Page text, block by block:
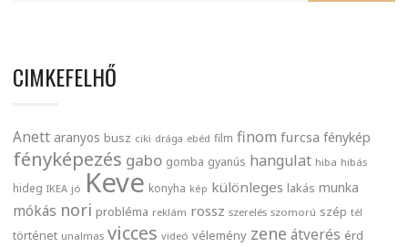
CIMKEFELHŐ
Anett aranyos busz ciki drága ebéd film finom furcsa fénykép
fényképezés gabo gomba gyanús hangulat hiba hibás
hideg IKEA jó Keve konyha kép különleges lakás munka
mókás nori probléma reklám rossz szerelés szomorú szép tél
történet unalmas vicces videó vélemény zene átverés érd